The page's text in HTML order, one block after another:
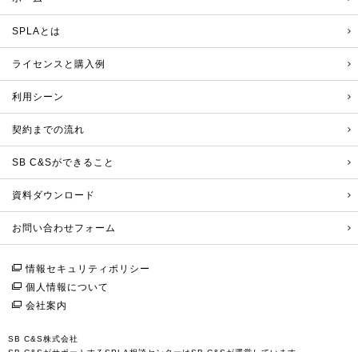
SPLAとは
ライセンスと購入例
利用シーン
契約までの流れ
SB C&Sができること
資料ダウンロード
お問い合わせフォーム
情報セキュリティポリシー
個人情報について
会社案内
SB C&S株式会社